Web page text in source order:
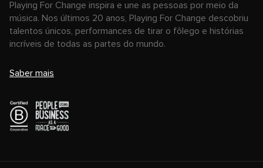
Playing For Change inspira e une as pessoas por meio da
música. Nos últimos 20 anos, Playing For Change descobriu
talentos únicos, performances de tirar o fôlego e histórias
incríveis de todas as partes do mundo.
Saber mais